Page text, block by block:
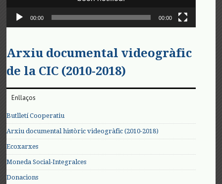
00:00 00:00
Arxiu documental videogràfic
de la CIC (2010-2018)
Enllaços
Butlletí Cooperatiu
Arxiu documental històric videogràfic (2010-2018)
Ecoxarxes
Moneda Social-Integralces
Donacions